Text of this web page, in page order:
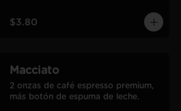
$3.80
Macciato
2 onzas de café espresso premium,
más botón de espuma de leche.